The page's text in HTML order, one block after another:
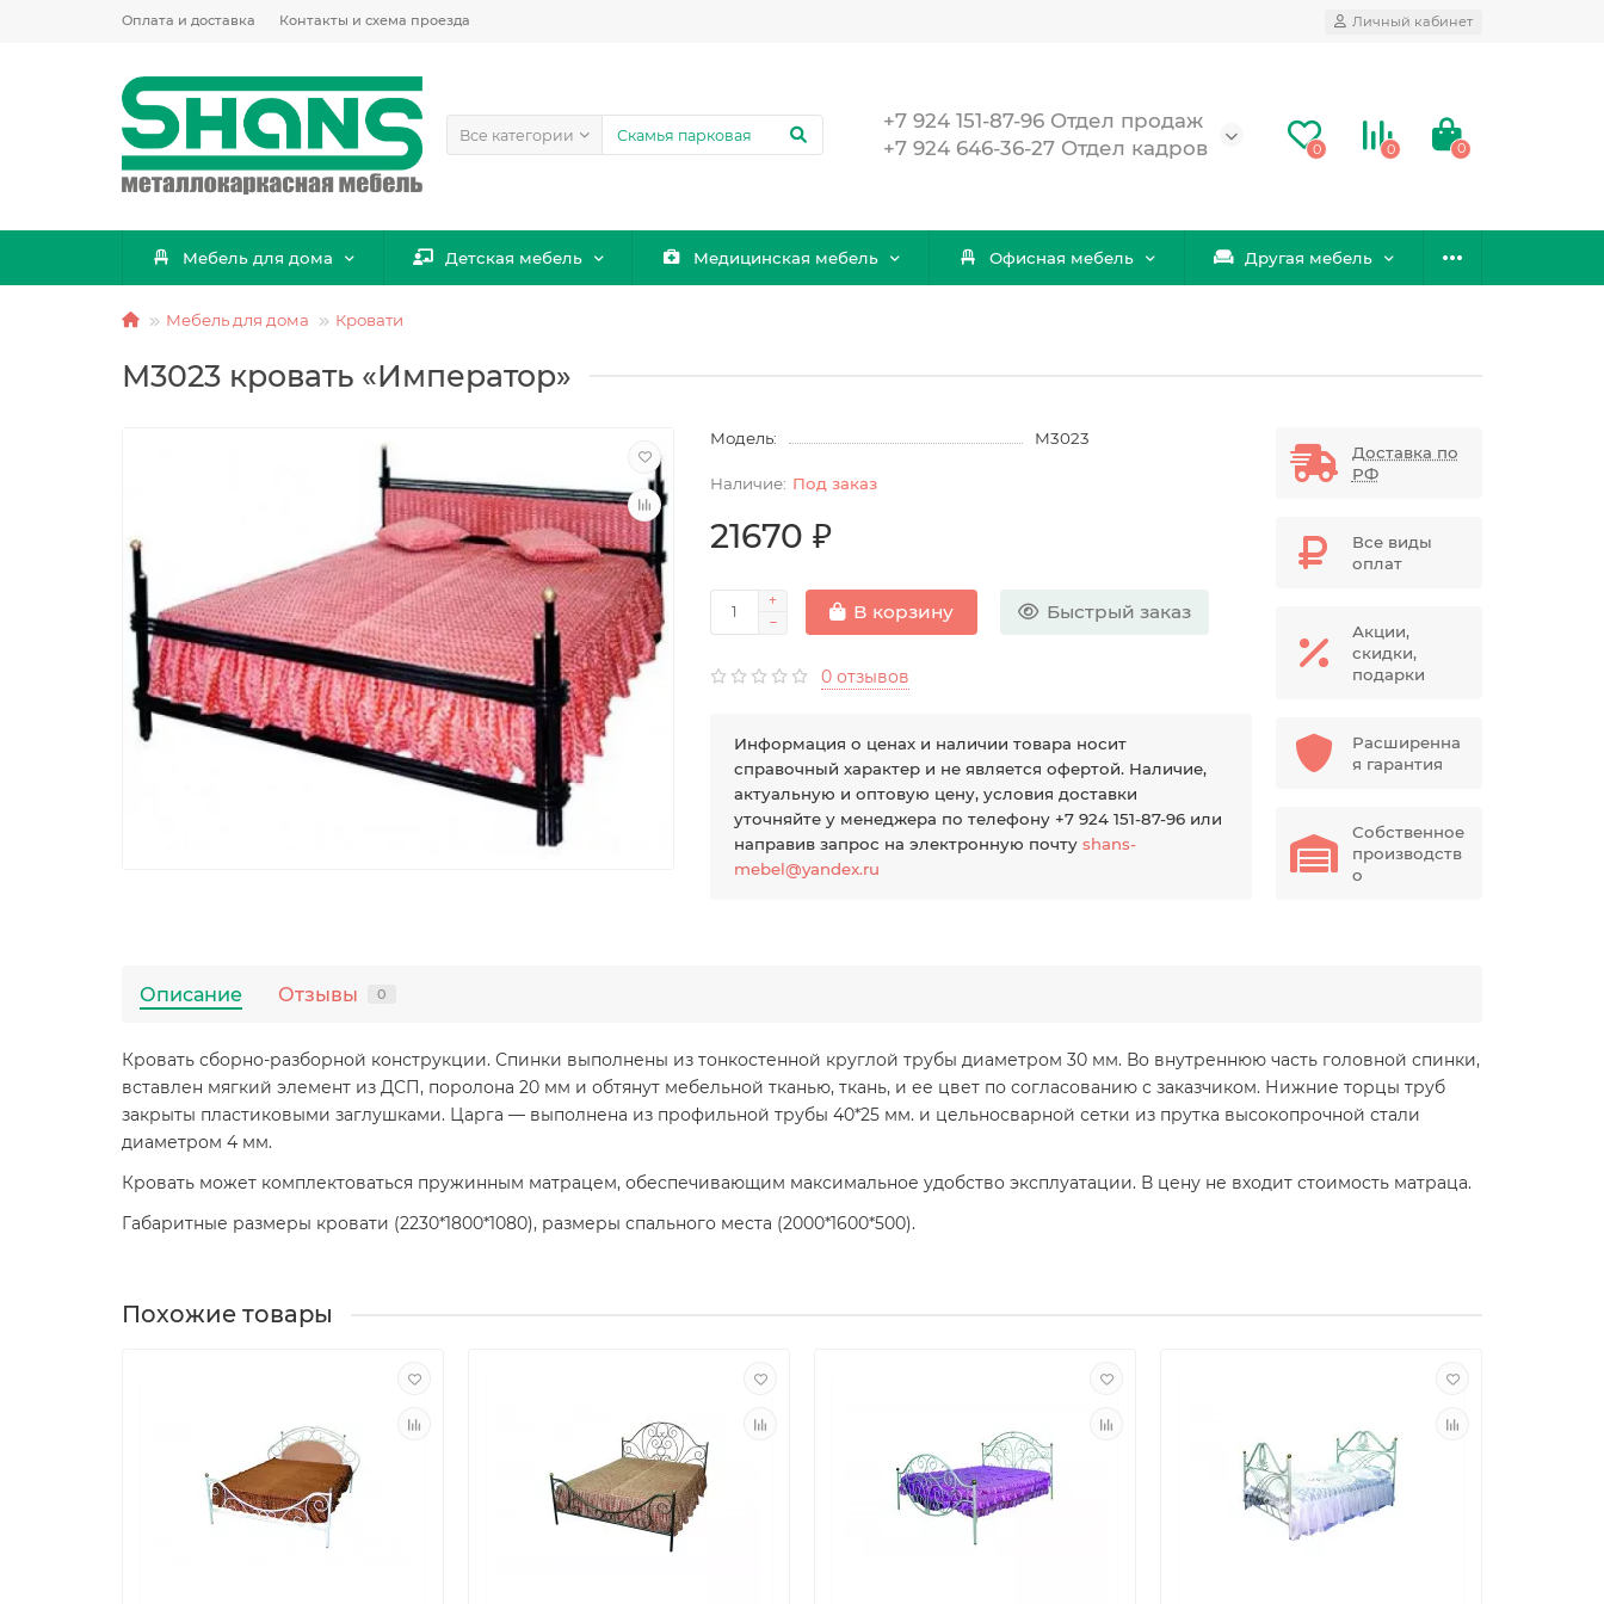
Оплата и доставка Контакты и схема проезда Личный кабинет
Все категории
+7 924 151-87-96 Отдел продаж
+7 924 646-36-27 Отдел кадров
0 0 0
Мебель для дома Детская мебель Медицинская мебель Офисная мебель Другая мебель
Мебель для дома Кровати
М3023 кровать «Император»
Модель: М3023
Под заказ
21670 ₽
В корзину Быстрый заказ
0 отзывов
Информация о ценах и наличии товара носит
справочный характер и не является офертой. Наличие,
актуальную и оптовую цену, условия доставки
уточняйте у менеджера по телефону +7 924 151-87-96 или
направив запрос на электронную почтуshans-
mebel@yandex.ru
Доставка по
РФ
Все виды
оплат
Акции,
скидки,
подарки
Расширенна
я гарантия
Собственное
производств
о
Описание Отзывы 0
Кровать сборно-разборной конструкции. Спинки выполнены из тонкостенной круглой трубы диаметром 30 мм. Во внутреннюю часть головной спинки,
вставлен мягкий элемент из ДСП, поролона 20 мм и обтянут мебельной тканью, ткань, и ее цвет по согласованию с заказчиком. Нижние торцы труб
закрыты пластиковыми заглушками. Царга — выполнена из профильной трубы 40*25 мм. и цельносварной сетки из прутка высокопрочной стали
диаметром 4 мм.
Кровать может комплектоваться пружинным матрацем, обеспечивающим максимальное удобство эксплуатации. В цену не входит стоимость матраца.
Габаритные размеры кровати (2230*1800*1080), размеры спального места (2000*1600*500).
Похожие товары